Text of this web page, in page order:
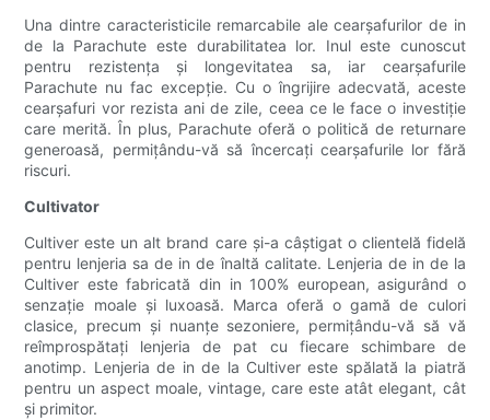
Una dintre caracteristicile remarcabile ale cearșafurilor de in
de la Parachute este durabilitatea lor. Inul este cunoscut
pentru rezistența și longevitatea sa, iar cearșafurile
Parachute nu fac excepție. Cu o îngrijire adecvată, aceste
cearșafuri vor rezista ani de zile, ceea ce le face o investiție
care merită. În plus, Parachute oferă o politică de returnare
generoasă, permițându-vă să încercați cearșafurile lor fără
riscuri.
Cultivator
Cultiver este un alt brand care și-a câștigat o clientelă fidelă
pentru lenjeria sa de in de înaltă calitate. Lenjeria de in de la
Cultiver este fabricată din in 100% european, asigurând o
senzație moale și luxoasă. Marca oferă o gamă de culori
clasice, precum și nuanțe sezoniere, permițându-vă să vă
reîmprospătați lenjeria de pat cu fiecare schimbare de
anotimp. Lenjeria de in de la Cultiver este spălată la piatră
pentru un aspect moale, vintage, care este atât elegant, cât
și primitor.